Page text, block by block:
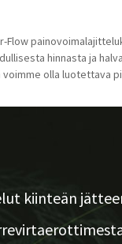
Flow
hinnasta ja
olla luotettava
kiinteän